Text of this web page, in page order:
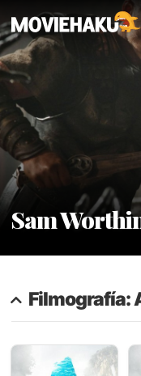
Sam
Filmografía: